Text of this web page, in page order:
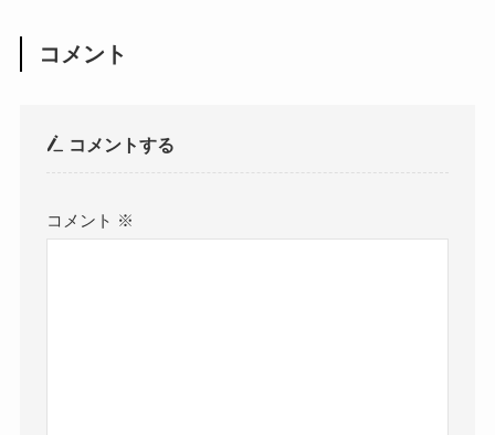
コメント
コメントする
コメント ※